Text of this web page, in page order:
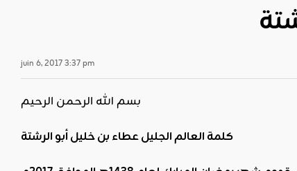
juin 6, 2017 3:37 pm
بسم الله الرحمن الرحيم
كلمة العالم الجليل عطاء بن خليل أبو الرشتة